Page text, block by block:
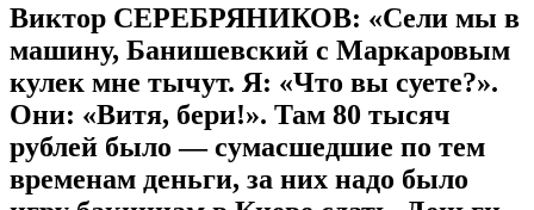
Виктор СЕРЕБРЯНИКОВ: «Сели мы в
машину, Банишевский с Маркаровым
кулек мне тычут. Я: «Что вы суете?».
Они: «Витя, бери!». Там 80 тысяч
рублей было — сумасшедшие по тем
временам деньги, за них надо было